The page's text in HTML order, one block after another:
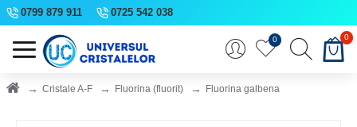
0799 879 911 0725 542 038
0 0
Cristale A-F Fluorina (fluorit) Fluorina galbena